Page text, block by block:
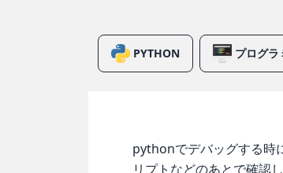
PYTHON プログラ
pythonでデバッグする時
リプトなどのあとで確認